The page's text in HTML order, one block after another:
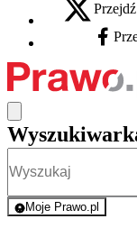
X - otwiera się
Moje Prawo.pl
- rejestracja i